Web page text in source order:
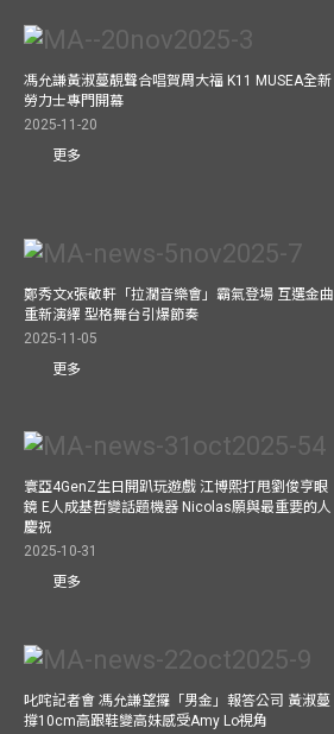
馮允謙黃淑蔓靚聲合唱賀周大福 K11 MUSEA全新
勞力士專門開幕
2025-11-20
更多
鄭秀文x張敬軒「拉濶音樂會」霸氣登場 互選金曲
重新演繹 型格舞台引爆節奏
2025-11-05
更多
寰亞4GenZ生日開趴玩遊戲 江博熙打甩劉俊亨眼
鏡 E人成基哲變話題機器 Nicolas願與最重要的人
慶祝
2025-10-31
更多
叱咤記者會 馮允謙望攞「男金」報答公司 黃淑蔓
撐10cm高跟鞋變高妹感受Amy Lo視角